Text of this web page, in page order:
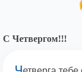
С Четвергом!!!